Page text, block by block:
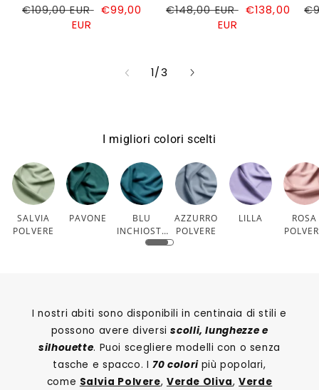
Prezzo
€109,00 EUR
Prezzo
€99,00
EUR
Prezzo
€148,00 EUR
Prezzo
€138,00
EUR
1/
su3
I migliori colori scelti
SALVIA
POLVERE
PAVONE
BLU
INCHIOSTR
O
AZZURRO
POLVERE
LILLA
ROSA
I nostri abiti sono disponibili in centinaia di stili e
possono avere diversiscolli, lunghezze e
silhouette. Puoi scegliere modelli con o senza
tasche e spacco. I70 colori più popolari,
come Salvia Polvere, Verde Oliva,Verde